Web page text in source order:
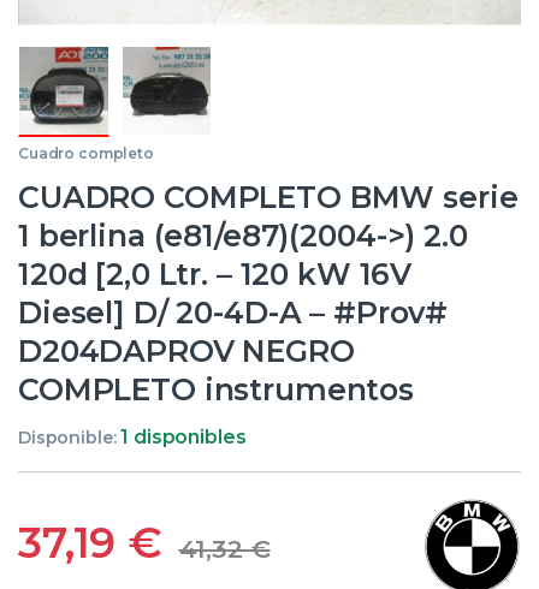
Cuadro completo
CUADRO COMPLETO BMW serie
1 berlina (e81/e87)(2004->) 2.0
120d [2,0 Ltr. – 120 kW 16V
Diesel] D/ 20-4D-A – #Prov#
D204DAPROV NEGRO
COMPLETO instrumentos
Disponible:1 disponibles
37,19 € 41,32€